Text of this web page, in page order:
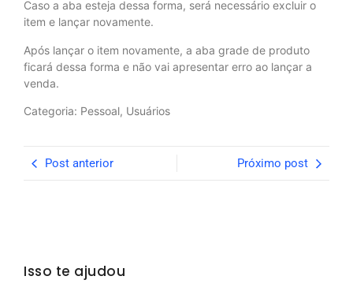
Caso a aba esteja dessa forma, será necessário excluir o
item e lançar novamente.
Após lançar o item novamente, a aba grade de produto
ficará dessa forma e não vai apresentar erro ao lançar a
venda.
Categoria: Pessoal, Usuários
Post anterior Próximo post
Isso te ajudou